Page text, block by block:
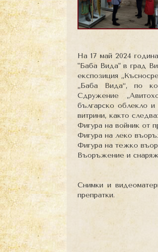
На 17 май 2024
"Баба Вида" в град
експозиция
„Баба Вида“, по
Сдружение
българско облекло
витрини, както следва:
Фигура на войник от
Фигура на леко
Фигура на тежко
Въоръжение и
Снимки и
препратки.